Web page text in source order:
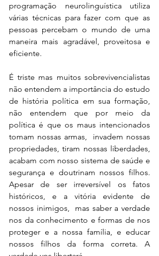
programação neurolinguística utiliza
várias técnicas para fazer com que as
pessoas percebam o mundo de uma
maneira mais agradável, proveitosa e
eficiente.
É triste mas muitos sobrevivencialistas
não entendem a importância do estudo
de história política em sua formação,
não entendem que por meio da
política é que os maus intencionados
tomam nossas armas,  invadem nossas
propriedades, tiram nossas liberdades,
acabam com nosso sistema de saúde e
segurança e doutrinam nossos filhos.
Apesar de ser irreversível os fatos
históricos, e a vitória evidente de
nossos inimigos,  mas saber a verdade
nos da conhecimento e formas de nos
proteger e a nossa família, e educar
nossos filhos da forma correta. A